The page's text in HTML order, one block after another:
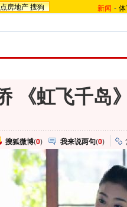
房地产 搜狗 新闻 -
《虹飞千岛
搜狐微博(0) 我来说两句(0)